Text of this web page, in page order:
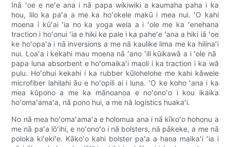
Inā ʻoe e neʻe ana i nā papa wikiwiki a kaumaha paha i ka
hou, lilo ka paʻa a me ka hoʻokele makū i mea nui. ʻO kahi
moena i kūʻai ʻia no ka yoga wela a i ʻole me ka ʻenehana
traction i hoʻonui ʻia e hiki ke pale i ka paheʻe ʻana a hiki iā ʻoe
ke hoʻopaʻa i nā inversions a me nā kaulike lima me ka hilinaʻi
nui. Loaʻa i kekahi mau moena nā ʻano ʻili kūikawā a i ʻole nā ​​​​
papa luna absorbent e hoʻomaikaʻi maoli i ka traction i ka wā
pulu. Hoʻohui kekahi i ka rubber kūlohelohe me kahi kāwele
microfiber lahilahi āu e hoʻopili ai i luna. ʻO ke koho ʻana i ka
mea kūpono a me ka mānoanoa e noʻonoʻo i kou ikaika
hoʻomaʻamaʻa, nā pono hui, a me nā logistics huakaʻi.
No nā mea hoʻomaʻamaʻa e holomua ana i nā kīkoʻo hohonu a
me nā paʻa lōʻihi, e noʻonoʻo i nā bolsters, nā pākeke, a me nā
poloka kiʻekiʻe. Kākoʻo kahi bolster paʻa a hana maikaʻi ʻia i